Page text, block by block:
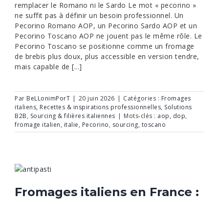
remplacer le Romano ni le Sardo Le mot « pecorino »
ne suffit pas à définir un besoin professionnel. Un
Pecorino Romano AOP, un Pecorino Sardo AOP et un
Pecorino Toscano AOP ne jouent pas le même rôle. Le
Pecorino Toscano se positionne comme un fromage
de brebis plus doux, plus accessible en version tendre,
mais capable de [...]
Par BeLLonimPorT | 20 juin 2026 | Catégories : Fromages
italiens, Recettes & inspirations professionnelles, Solutions
B2B, Sourcing & filières italiennes | Mots-clés : aop, dop,
fromage italien, italie, Pecorino, sourcing, toscano
Fromages italiens en France :